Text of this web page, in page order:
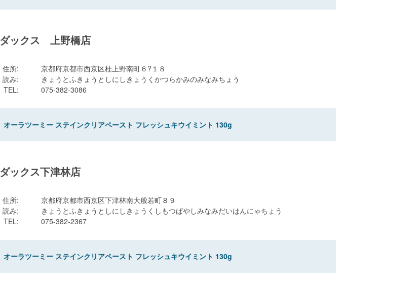
ダックス 上野橋店
住所:
京都府京都市西京区桂上野南町６?１８
読み:
きょうとふきょうとしにしきょうくかつらかみのみなみちょう
TEL: 075-382-3086
オーラツーミー ステインクリアペースト フレッシュキウイミント 130g
ダックス下津林店
住所:
京都府京都市西京区下津林南大般若町８９
読み:
きょうとふきょうとしにしきょうくしもつばやしみなみだいはんにゃちょう
TEL: 075-382-2367
オーラツーミー ステインクリアペースト フレッシュキウイミント 130g